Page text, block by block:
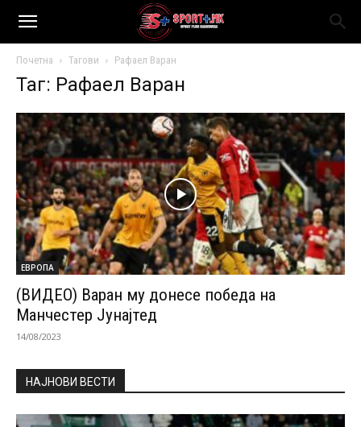
Почетна Тагови Рафаел Варан
Таг: Рафаел Варан
ЕВРОПА
(ВИДЕО) Варан му донесе победа на
Манчестер Јунајтед
14/08/2023
НАЈНОВИ ВЕСТИ